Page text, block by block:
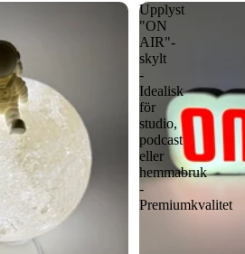
Upplyst
"ON
AIR"-
skylt
-
Idealisk
för
studio,
podcast
eller
hemmabruk
-
Premiumkvalitet